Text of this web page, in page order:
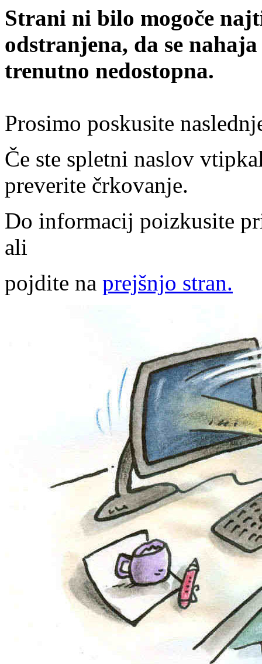
Strani ni bilo mogoče
odstranjena, da se
trenutno nedostopna.
Prosimo poskusite
Če ste spletni naslov
preverite črkovanje.
Do informacij poizkusite
ali
pojdite na prejšnjo stran.